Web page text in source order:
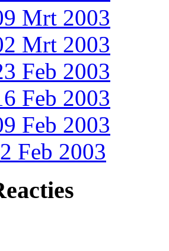
Mrt 2003
Mrt 2003
Feb 2003
Feb 2003
Feb 2003
Feb 2003